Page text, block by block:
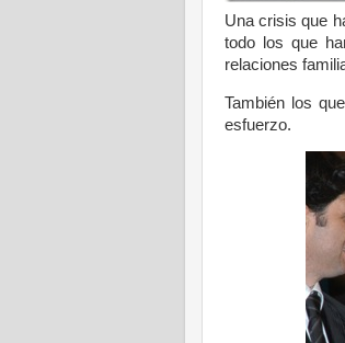
Una crisis que
todo los que
relaciones
También los
esfuerzo.